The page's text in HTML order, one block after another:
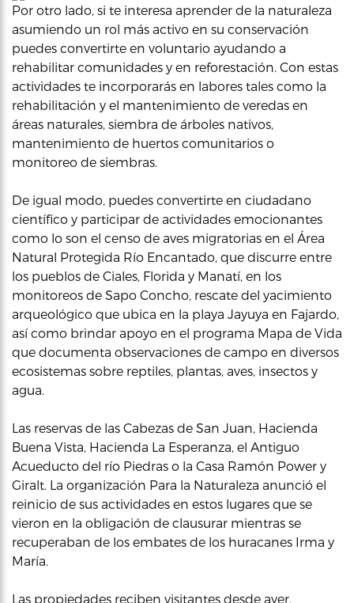
Por otro lado, si te interesa aprender de la naturaleza
asumiendo un rol más activo en su conservación
puedes convertirte en voluntario ayudando a
rehabilitar comunidades y en reforestación. Con estas
actividades te incorporarás en labores tales como la
rehabilitación y el mantenimiento de veredas en
áreas naturales, siembra de árboles nativos,
mantenimiento de huertos comunitarios o
monitoreo de siembras.
De igual modo, puedes convertirte en ciudadano
científico y participar de actividades emocionantes
como lo son el censo de aves migratorias en el Área
Natural Protegida Río Encantado, que discurre entre
los pueblos de Ciales, Florida y Manatí, en los
monitoreos de Sapo Concho, rescate del yacimiento
arqueológico que ubica en la playa Jayuya en Fajardo,
así como brindar apoyo en el programa Mapa de Vida
que documenta observaciones de campo en diversos
ecosistemas sobre reptiles, plantas, aves, insectos y
agua.
Las reservas de las Cabezas de San Juan, Hacienda
Buena Vista, Hacienda La Esperanza, el Antiguo
Acueducto del río Piedras o la Casa Ramón Power y
Giralt. La organización Para la Naturaleza anunció el
reinicio de sus actividades en estos lugares que se
vieron en la obligación de clausurar mientras se
recuperaban de los embates de los huracanes Irma y
María.
Las propiedades reciben visitantes desde ayer.